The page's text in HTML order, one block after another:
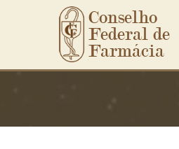
Ir para o conteúdo principal
Conselho
Federal de
Farmácia